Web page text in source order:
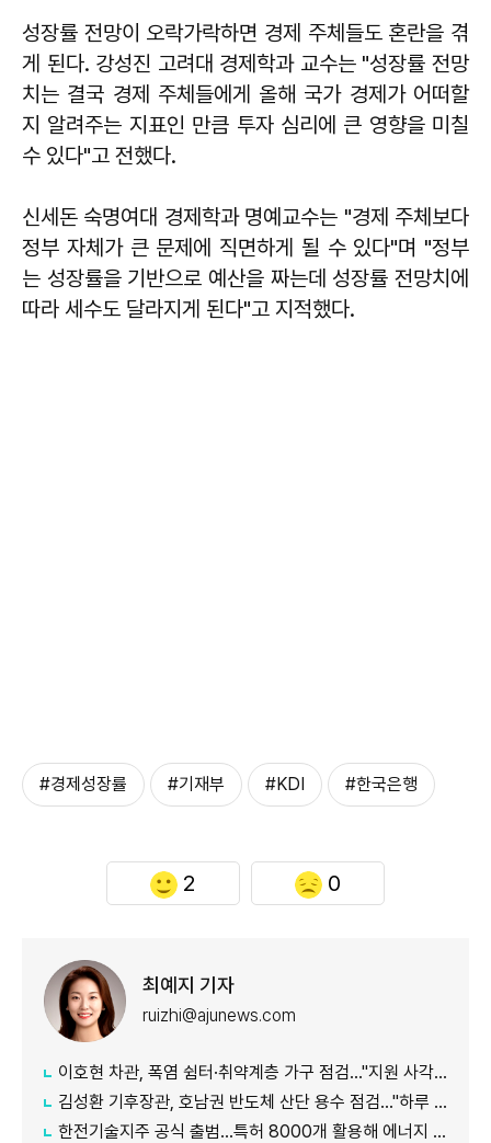
성장률 전망이 오락가락하면 경제 주체들도 혼란을 겪
게 된다. 강성진 고려대 경제학과 교수는 "성장률 전망
치는 결국 경제 주체들에게 올해 국가 경제가 어떠할
지 알려주는 지표인 만큼 투자 심리에 큰 영향을 미칠
수 있다"고 전했다.
신세돈 숙명여대 경제학과 명예교수는 "경제 주체보다
정부 자체가 큰 문제에 직면하게 될 수 있다"며 "정부
는 성장률을 기반으로 예산을 짜는데 성장률 전망치에
따라 세수도 달라지게 된다"고 지적했다.
#경제성장률 #기재부 #KDI #한국은행
2 0
최예지 기자
ruizhi@ajunews.com
이호현 차관, 폭염 쉼터·취약계층 가구 점검…"지원 사각지대 최소화"
김성환 기후장관, 호남권 반도체 산단 용수 점검…"하루 30만t 재이용수 공급"
한전기술지주 공식 출범…특허 8000개 활용해 에너지 유니콘 키운다